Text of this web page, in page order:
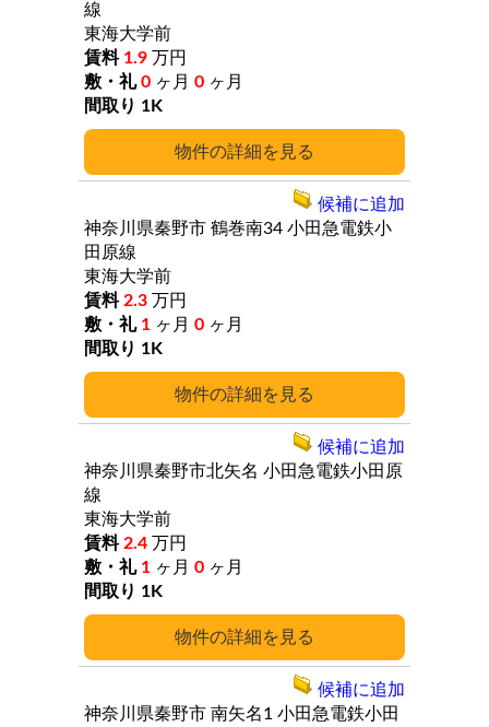
詳細
線
東海大学前
1.9 万円
0 ヶ月 0 ヶ月
1K
詳細
神奈川県秦野市 鶴巻南34 小田急電鉄小
田原線
東海大学前
2.3 万円
1 ヶ月 0 ヶ月
1K
候補に追加
詳細
神奈川県秦野市北矢名 小田急電鉄小田原
線
東海大学前
2.4 万円
1 ヶ月 0 ヶ月
1K
候補に追加
神奈川県秦野市 南矢名1 小田急電鉄小田
候補に追加